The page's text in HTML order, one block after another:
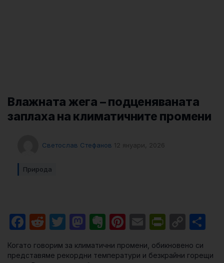
Влажната жега – подценяваната
заплаха на климатичните промени
Светослав Стефанов 12 януари, 2026
Природа
Facebook
RedditTwitter
Mastodon
Evernote
Pinterest
Email
Когато говорим за климатични промени, обикновено си
представяме рекордни температури и безкрайни горещи